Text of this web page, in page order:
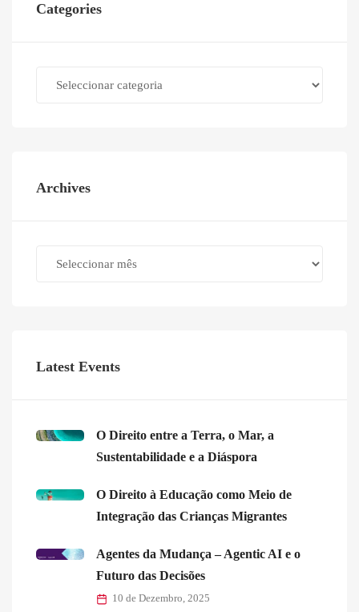
Categories
Archives
Latest Events
O Direito entre a Terra, o Mar, a
Sustentabilidade e a Diáspora
O Direito à Educação como Meio de
Integração das Crianças Migrantes
Agentes da Mudança – Agentic AI e o
Futuro das Decisões
10 de Dezembro, 2025